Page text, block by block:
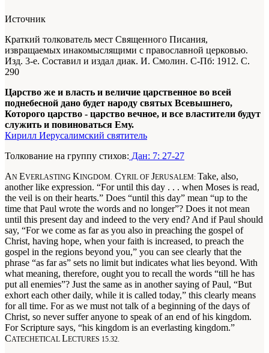
Источник
Краткий толкователь мест Священного Писания,
извращаемых инакомыслящими с православной церковью.
Изд. 3-е. Составил и издал диак. И. Смолин. С-Пб: 1912. С.
290
Царство же и власть и величие царственное во всей
поднебесной дано будет народу святых Всевышнего,
Которого царство - царство вечное, и все властители будут
служить и повиноваться Ему.
Кирилл Иерусалимский святитель
Толкование на группу стихов: Дан: 7: 27-27
AN EVERLASTING KINGDOM. CYRIL OF JERUSALEM: Take, also,
another like expression. “For until this day . . . when Moses is read,
the veil is on their hearts.” Does “until this day” mean “up to the
time that Paul wrote the words and no longer”? Does it not mean
until this present day and indeed to the very end? And if Paul should
say, “For we come as far as you also in preaching the gospel of
Christ, having hope, when your faith is increased, to preach the
gospel in the regions beyond you,” you can see clearly that the
phrase “as far as” sets no limit but indicates what lies beyond. With
what meaning, therefore, ought you to recall the words “till he has
put all enemies”? Just the same as in another saying of Paul, “But
exhort each other daily, while it is called today,” this clearly means
for all time. For as we must not talk of a beginning of the days of
Christ, so never suffer anyone to speak of an end of his kingdom.
For Scripture says, “his kingdom is an everlasting kingdom.”
CATECHETICAL LECTURES 15.32.